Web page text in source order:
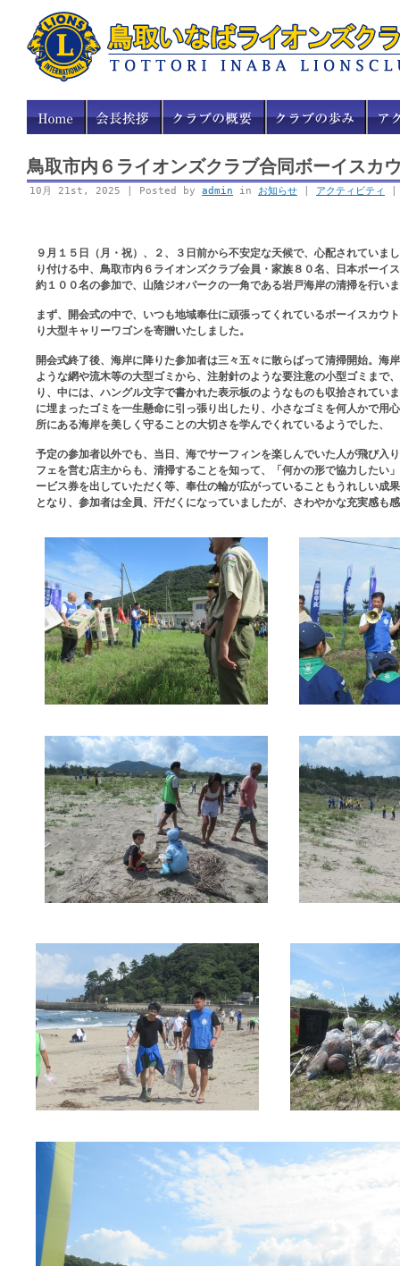
鳥取市内６ライオンズクラブ合同ボーイスカ
10月 21st, 2025 | Posted by admin in お知らせ アクティビティ
９月１５日（月・祝）、２、３日前から不安定な天候で、心配されていま
り付ける中、鳥取市内６ライオンズクラブ会員・家族８０名、日本ボーイ
約１００名の参加で、山陰ジオパークの一角である岩戸海岸の清掃を行い
まず、開会式の中で、いつも地域奉仕に頑張ってくれているボーイスカウ
り大型キャリーワゴンを寄贈いたしました。
開会式終了後、海岸に降りた参加者は三々五々に散らばって清掃開始。海
ような網や流木等の大型ゴミから、注射針のような要注意の小型ゴミまで
り、中には、ハングル文字で書かれた表示板のようなものも収拾されてい
に埋まったゴミを一生懸命に引っ張り出したり、小さなゴミを何人かで用
所にある海岸を美しく守ることの大切さを学んでくれているようでした、
予定の参加者以外でも、当日、海でサーフィンを楽しんでいた人が飛び入
フェを営む店主からも、清掃することを知って、「何かの形で協力したい
ービス券を出していただく等、奉仕の輪が広がっていることもうれしい成
となり、参加者は全員、汗だくになっていましたが、さわやかな充実感も